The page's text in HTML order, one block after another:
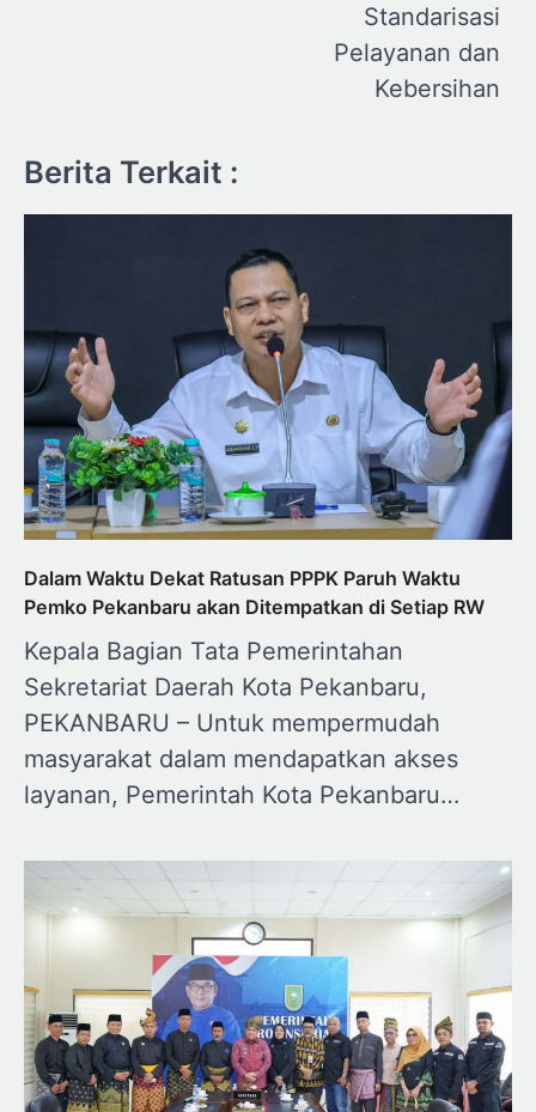
Standarisasi
Pelayanan dan
Kebersihan
Berita Terkait :
Dalam Waktu Dekat Ratusan PPPK Paruh Waktu
Pemko Pekanbaru akan Ditempatkan di Setiap RW
Kepala Bagian Tata Pemerintahan
Sekretariat Daerah Kota Pekanbaru,
PEKANBARU – Untuk mempermudah
masyarakat dalam mendapatkan akses
layanan, Pemerintah Kota Pekanbaru…